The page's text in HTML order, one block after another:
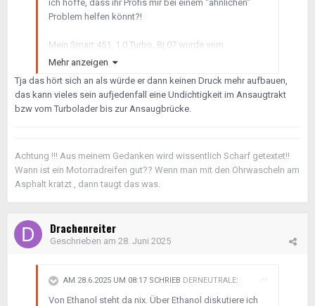
ich hoffe, dass ihr Profis mir bei einem "ähnlichen"
Problem helfen könnt?!
Mein Smart 451, 1.0 Turbo, Bj 07 wurde vom
Vorbesitzer "optimiert" und läuft nicht schlecht (ca
Pedal beschleunigt er noch merklich...
Nun zu meinem - laienhaft formulierten - Problem: Seit
Zug (oder Druck) ist weg, auch keine Beschleunigung
mehr jenseits der 145 laut Tacho. Mehr zu fühlen als
zu hören ist so etwas wie ein "blob" und dann ist der
warm ist, aber doch wieder mit merklich Leistung.
Ich habe die Beiträge in diesem Thread gelesen und
wastegate) zu tun hat, will aber nicht auf Verdacht die
komplette Kiste zerlegen.
Mehr anzeigen
Tja das hört sich an als würde er dann keinen Druck mehr aufbauen,
das kann vieles sein aufjedenfall eine Undichtigkeit im Ansaugtrakt
bzw vom Turbolader bis zur Ansaugbrücke.
Achtung !!! Aus meinem Gedanken wird wissentlich Scharf getextet!!
Wann ist ein Motorradreifen gut?? Wenn man mit den Ohrwascheln am
Asphalt kratzt , dann taugt das was.
Drachenreiter
Geschrieben am 28. Juni 2025
AM 28.6.2025 UM 08:17 SCHRIEB DERNEUTRALE:
Von Ethanol steht da nix. Über Ethanol diskutiere ich